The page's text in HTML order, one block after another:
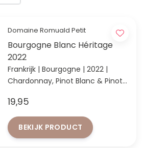
Domaine Romuald Petit
Bourgogne Blanc Héritage
2022
Frankrijk | Bourgogne | 2022 |
Chardonnay, Pinot Blanc & Pinot
Unieke Bourgone-blend
19,95
BEKIJK PRODUCT